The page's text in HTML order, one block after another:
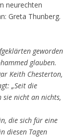
neurechten
Greta Thunberg.
geworden
glauben.
Keith Chesterton,
„Seit die
sie nicht an nichts,
die sich für eine
diesen Tagen